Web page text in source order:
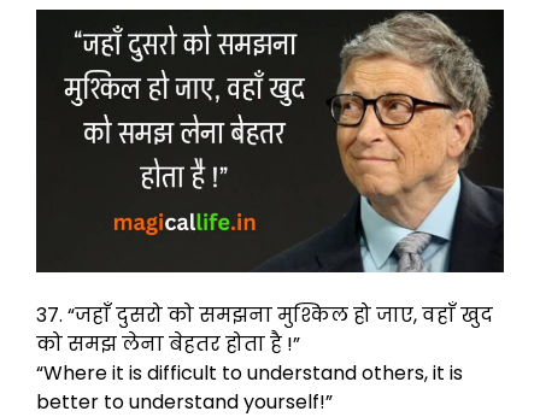
37. “जहाँ दुसरो को समझना मुश्किल हो जाए, वहाँ खुद
को समझ लेना बेहतर होता है !”
“Where it is difficult to understand others, it is
better to understand yourself!”